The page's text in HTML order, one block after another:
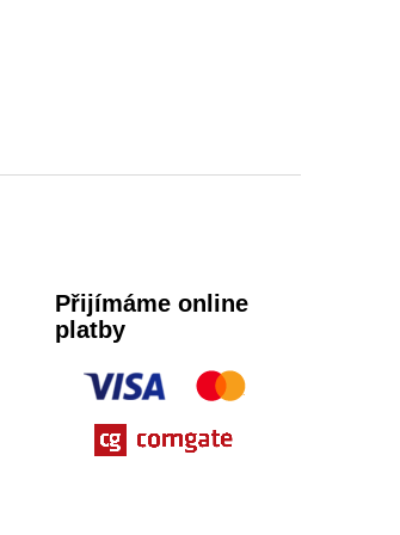
Přijímáme online
platby